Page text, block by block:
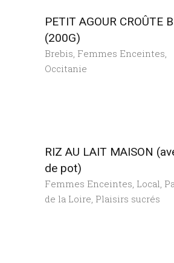
PETIT AGOUR CROÛTE
(200G)
Brebis Femmes Enceintes
Occitanie
RIZ AU LAIT MAISON
de pot)
Femmes Enceintes, Local,
de la Loire, Plaisirs sucrés